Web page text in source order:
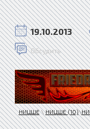
19.10.2013
Обсудить
НИЦШЕ\НИЦШЕ (10)\